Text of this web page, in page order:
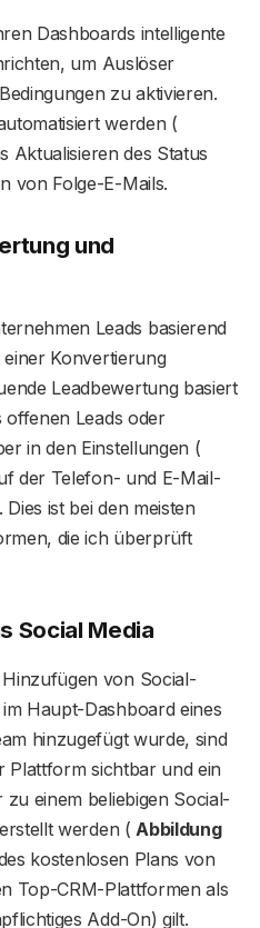
Dashboards intelligente
um Auslöser
zu aktivieren.
werden (
Aktualisieren des Status
von Folge-E-Mails.
und
Leads basierend
Konvertierung
Leadbewertung basiert
Leads oder
in den Einstellungen (
der Telefon- und E-Mail-
ist bei den meisten
die ich überprüft
Social Media
von Social-
Haupt-Dashboard eines
hinzugefügt wurde, sind
Plattform sichtbar und ein
einem beliebigen Social-
werden ( Abbildung
kostenlosen Plans von
Top-CRM-Plattformen als
Add-On) gilt.